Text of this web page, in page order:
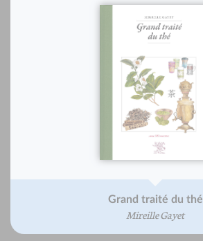
Grand traité du thé
Mireille Gayet